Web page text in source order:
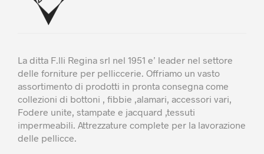
La ditta F.lli Regina srl nel 1951 e’ leader nel settore
delle forniture per pelliccerie. Offriamo un vasto
assortimento di prodotti in pronta consegna come
collezioni di bottoni , fibbie ,alamari, accessori vari,
Fodere unite, stampate e jacquard ,tessuti
impermeabili. Attrezzature complete per la lavorazione
delle pellicce.